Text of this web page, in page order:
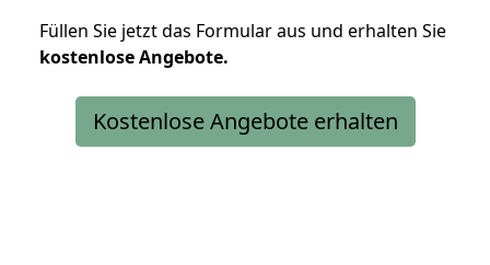
Füllen Sie jetzt das Formular aus und erhalten Sie
kostenloseAngebote.
Kostenlose Angebote erhalten